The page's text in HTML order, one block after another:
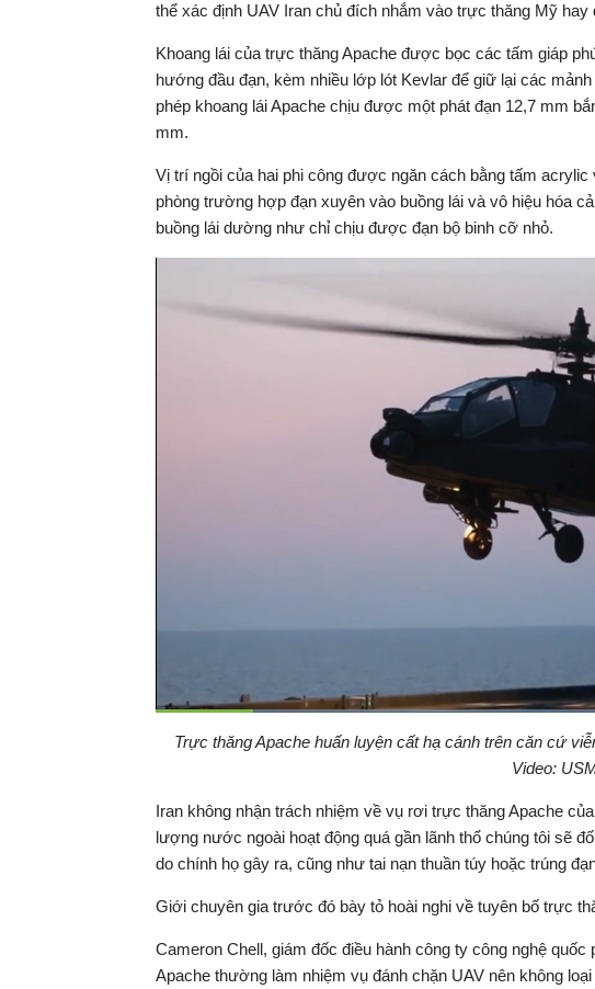
thể xác định UAV Iran chủ đích nhắm vào trực thăng Mỹ
Khoang lái của trực thăng Apache được bọc các tấm giáp
hướng đầu đạn, kèm nhiều lớp lót Kevlar để giữ lại các
phép khoang lái Apache chịu được một phát đạn 12,7 mm
mm.
Vị trí ngồi của hai phi công được ngăn cách bằng tấm
phòng trường hợp đạn xuyên vào buồng lái và vô hiệu hóa
buồng lái dường như chỉ chịu được đạn bộ binh cỡ nhỏ.
Tạm
Thời
hiện
tại
0:08 / Duration
0:56
Đã
tải
77.15%
Trực thăng Apache huấn luyện cất hạ cánh trên căn cứ
Video:
Iran không nhận trách nhiệm về vụ rơi trực thăng Apache
lượng nước ngoài hoạt động quá gần lãnh thổ chúng tôi sẽ
do chính họ gây ra, cũng như tai nạn thuần túy hoặc trúng
Giới chuyên gia trước đó bày tỏ hoài nghi về tuyên bố trực
Cameron Chell, giám đốc điều hành công ty công nghệ
Apache thường làm nhiệm vụ đánh chặn UAV nên không